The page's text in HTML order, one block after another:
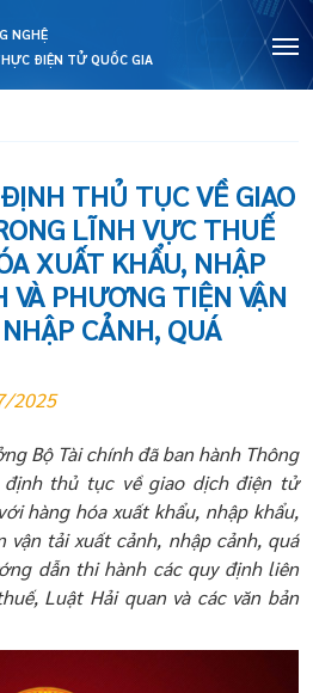
NGHỆ
ĐIỆN TỬ QUỐC GIA
THỦ TỤC VỀ GIAO
LĨNH VỰC THUẾ
XUẤT KHẨU, NHẬP
VÀ PHƯƠNG TIỆN VẬN
CẢNH, QUÁ
2025
Bộ Tài chính đã ban hành Thông
định thủ tục về giao dịch điện tử
hàng hóa xuất khẩu, nhập khẩu,
vận tải xuất cảnh, nhập cảnh, quá
dẫn thi hành các quy định liên
Luật Hải quan và các văn bản